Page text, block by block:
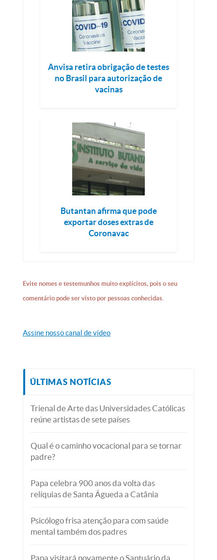
Anvisa retira obrigação de testes
no Brasil para autorização de
vacinas
Butantan afirma que pode
exportar doses extras de
Coronavac
Evite nomes e testemunhos muito explícitos, pois o seu
comentário pode ser visto por pessoas conhecidas.
Assine nosso canal de vídeo
ÚLTIMAS NOTÍCIAS
Trienal de Arte das Universidades Católicas
reúne artistas de sete países
Qual é o caminho vocacional para se tornar
padre?
Papa celebra 900 anos da volta das
relíquias de Santa Águeda a Catânia
Psicólogo frisa atenção para com saúde
mental também dos padres
Papa visitará novamente o Santuário da